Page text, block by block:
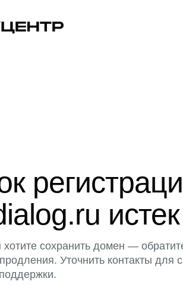
истек
сохранить домен —
Уточнить контакты для